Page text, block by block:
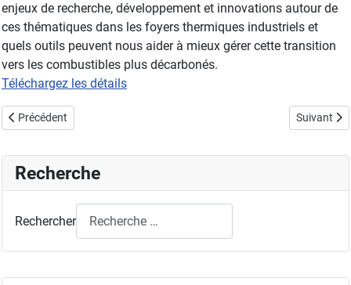
enjeux de recherche, développement et innovations autour de
ces thématiques dans les foyers thermiques industriels et
quels outils peuvent nous aider à mieux gérer cette transition
vers les combustibles plus décarbonés.
Téléchargez les détails
Article précédent : Journée Thématique AFVL - Diagnostics en
Précédent Article
Suivant
Recherche
Rechercher